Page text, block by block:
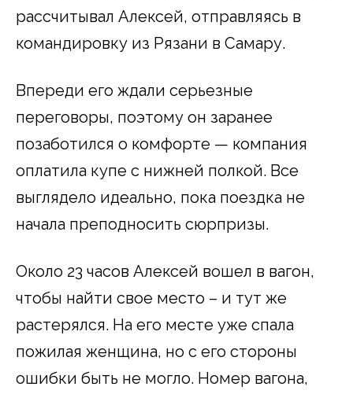
рассчитывал Алексей, отправляясь в
командировку из Рязани в Самару.
Впереди его ждали серьезные
переговоры, поэтому он заранее
позаботился о комфорте — компания
оплатила купе с нижней полкой. Все
выглядело идеально, пока поездка не
начала преподносить сюрпризы.
Около 23 часов Алексей вошел в вагон,
чтобы найти свое место – и тут же
растерялся. На его месте уже спала
пожилая женщина, но с его стороны
ошибки быть не могло. Номер вагона,